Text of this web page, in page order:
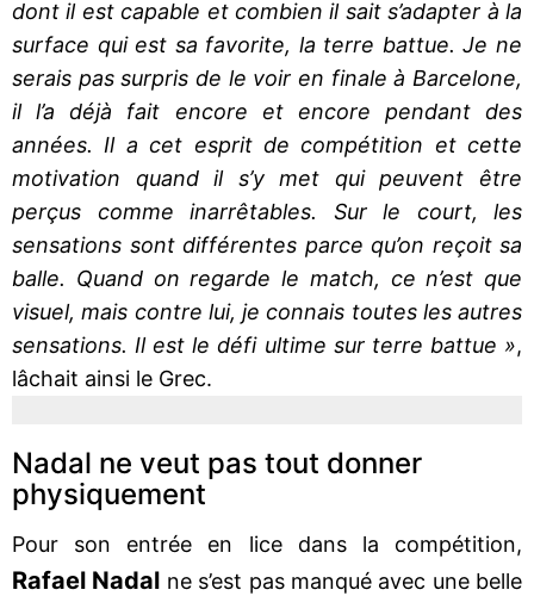
dont il est capable et combien il sait s’adapter à la
surface qui est sa favorite, la terre battue. Je ne
serais pas surpris de le voir en finale à Barcelone,
il l’a déjà fait encore et encore pendant des
années. Il a cet esprit de compétition et cette
motivation quand il s’y met qui peuvent être
perçus comme inarrêtables. Sur le court, les
sensations sont différentes parce qu’on reçoit sa
balle. Quand on regarde le match, ce n’est que
visuel, mais contre lui, je connais toutes les autres
sensations. Il est le défi ultime sur terre battue »,
lâchait ainsi le Grec.
Nadal ne veut pas tout donner
physiquement
Pour son entrée en lice dans la compétition,
Rafael Nadal ne s’est pas manqué avec une belle